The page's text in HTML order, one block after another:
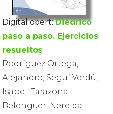
Digital obert: Diédrico
paso a paso. Ejercicios
resueltos
Rodríguez Ortega,
Alejandro; Seguí Verdú,
Isabel; Tarazona
Belenguer, Nereida;